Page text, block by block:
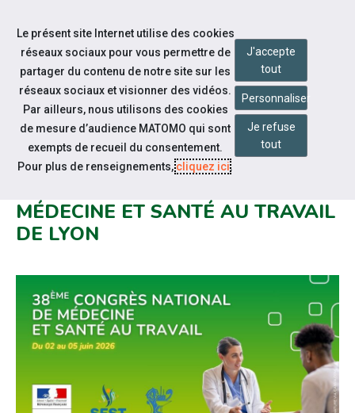
Aller au contenu
Notre actualité
CAP EMPLOI PRÉSENT AU
MÉDECINE ET SANTÉ AU TRAVAIL
DE LYON
Le présent site Internet utilise des cookies
réseaux sociaux pour vous permettre de
partager du contenu de notre site sur les
réseaux sociaux et visionner des vidéos.
Par ailleurs, nous utilisons des cookies
de mesure d’audience MATOMO qui sont
exempts de recueil du consentement.
Pour plus de renseignements,cliquez ici.
J'accepte
tout
Personnaliser
Je refuse
tout